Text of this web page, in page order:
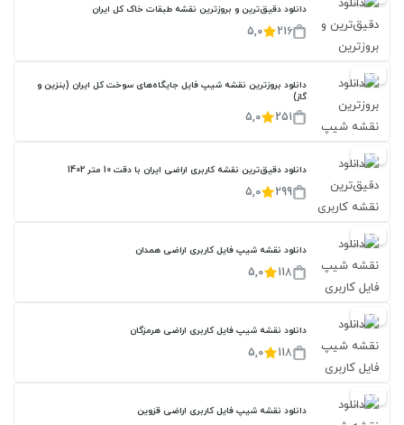
دانلود دقیق‌ترین و بروزترین نقشه طبقات خاک کل ایران
216
5,0
20%
دانلود بروزترین نقشه شیپ فایل جایگاه‌های سوخت کل ایران (بنزین و
گاز)
251
5,0
20%
دانلود دقیق‌ترین نقشه کاربری اراضی ایران با دقت 10 متر 1402
299
5,0
20%
دانلود نقشه شیپ فایل کاربری اراضی همدان
118
5,0
20%
دانلود نقشه شیپ فایل کاربری اراضی هرمزگان
118
5,0
20%
دانلود نقشه شیپ فایل کاربری اراضی قزوین